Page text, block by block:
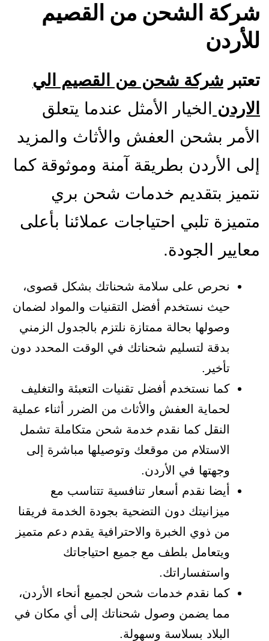
شركة الشحن من القصيم
للأردن
تعتبر شركة شحن من القصيم الي
الاردن
الخيار الأمثل عندما يتعلق
الأمر بشحن العفش والأثاث والمزيد
إلى الأردن بطريقة آمنة وموثوقة كما
نتميز بتقديم خدمات شحن بري
متميزة تلبي احتياجات عملائنا بأعلى
معايير الجودة.
نحرص على سلامة شحناتك بشكل قصوى،
حيث نستخدم أفضل التقنيات والمواد لضمان
وصولها بحالة ممتازة نلتزم بالجدول الزمني
بدقة لتسليم شحناتك في الوقت المحدد دون
تأخير.
كما نستخدم أفضل تقنيات التعبئة والتغليف
لحماية العفش والأثاث من الضرر أثناء عملية
النقل كما نقدم خدمة شحن متكاملة تشمل
الاستلام من موقعك وتوصيلها مباشرة إلى
وجهتها في الأردن.
أيضا نقدم أسعار تنافسية تتناسب مع
ميزانيتك دون التضحية بجودة الخدمة فريقنا
من ذوي الخبرة والاحترافية يقدم دعم متميز
ويتعامل بلطف مع جميع احتياجاتك
واستفساراتك.
كما نقدم خدمات شحن لجميع أنحاء الأردن،
مما يضمن وصول شحناتك إلى أي مكان في
البلاد بسلاسة وسهولة.